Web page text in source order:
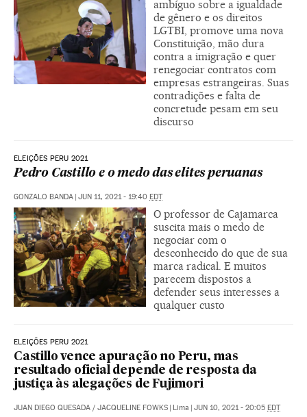
ambíguo sobre a igualdade
de gênero e os direitos
LGTBI, promove uma nova
Constituição, mão dura
contra a imigração e quer
renegociar contratos com
empresas estrangeiras. Suas
contradições e falta de
concretude pesam em seu
discurso
ELEIÇÕES PERU 2021
Pedro Castillo e o medo das elites peruanas
GONZALO BANDA | JUN 11, 2021 - 19:40 EDT
O professor de Cajamarca
suscita mais o medo de
negociar com o
desconhecido do que de sua
marca radical. E muitos
parecem dispostos a
defender seus interesses a
qualquer custo
ELEIÇÕES PERU 2021
Castillo vence apuração no Peru, mas
resultado oficial depende de resposta da
justiça às alegações de Fujimori
JUAN DIEGO QUESADA / JACQUELINE FOWKS | Lima | JUN 10, 2021 - 20:05 EDT